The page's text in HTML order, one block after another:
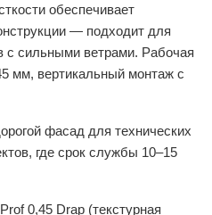
обеспечивает
— подходит для
с сильными ветрами. Рабочая
мм, вертикальный монтаж с
фасад для технических
где срок службы 10–15
0,45 Drap (текстурная